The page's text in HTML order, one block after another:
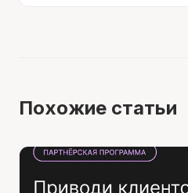
Похожие статьи